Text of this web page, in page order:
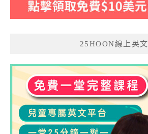
25HOON線上英文